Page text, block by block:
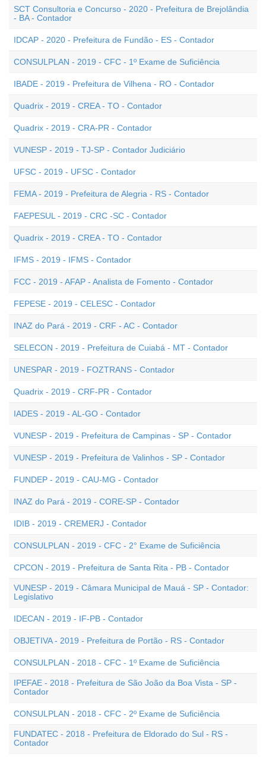
SCT Consultoria e Concurso - 2020 - Prefeitura de Brejolândia
- BA - Contador
IDCAP - 2020 - Prefeitura de Fundão - ES - Contador
CONSULPLAN - 2019 - CFC - 1º Exame de Suficiência
IBADE - 2019 - Prefeitura de Vilhena - RO - Contador
Quadrix - 2019 - CREA - TO - Contador
Quadrix - 2019 - CRA-PR - Contador
VUNESP - 2019 - TJ-SP - Contador Judiciário
UFSC - 2019 - UFSC - Contador
FEMA - 2019 - Prefeitura de Alegria - RS - Contador
FAEPESUL - 2019 - CRC -SC - Contador
Quadrix - 2019 - CREA - TO - Contador
IFMS - 2019 - IFMS - Contador
FCC - 2019 - AFAP - Analista de Fomento - Contador
FEPESE - 2019 - CELESC - Contador
INAZ do Pará - 2019 - CRF - AC - Contador
SELECON - 2019 - Prefeitura de Cuiabá - MT - Contador
UNESPAR - 2019 - FOZTRANS - Contador
Quadrix - 2019 - CRF-PR - Contador
IADES - 2019 - AL-GO - Contador
VUNESP - 2019 - Prefeitura de Campinas - SP - Contador
VUNESP - 2019 - Prefeitura de Valinhos - SP - Contador
FUNDEP - 2019 - CAU-MG - Contador
INAZ do Pará - 2019 - CORE-SP - Contador
IDIB - 2019 - CREMERJ - Contador
CONSULPLAN - 2019 - CFC - 2° Exame de Suficiência
CPCON - 2019 - Prefeitura de Santa Rita - PB - Contador
VUNESP - 2019 - Câmara Municipal de Mauá - SP - Contador:
Legislativo
IDECAN - 2019 - IF-PB - Contador
OBJETIVA - 2019 - Prefeitura de Portão - RS - Contador
CONSULPLAN - 2018 - CFC - 1º Exame de Suficiência
IPEFAE - 2018 - Prefeitura de São João da Boa Vista - SP -
Contador
CONSULPLAN - 2018 - CFC - 2º Exame de Suficiência
FUNDATEC - 2018 - Prefeitura de Eldorado do Sul - RS -
Contador